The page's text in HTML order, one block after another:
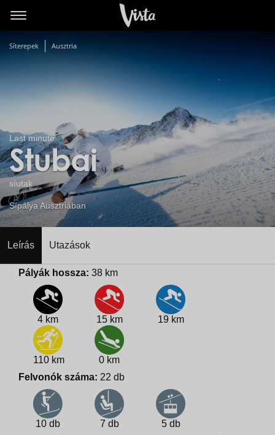
Síterepek Ausztria
Last minute
Stubai
síutak
Sípálya Ausztriában
Leírás Utazások
Pályák hossza: 38 km
4 km 15 km 19 km
110 km
0 km
Felvonók száma: 22 db
10 db 7 db
5 db